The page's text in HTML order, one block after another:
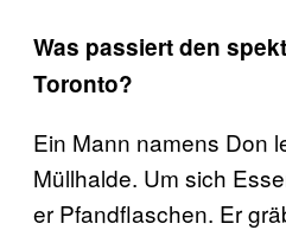
Was passiert den
Toronto?
Ein Mann namens Don
Müllhalde. Um sich
er Pfandflaschen. Er